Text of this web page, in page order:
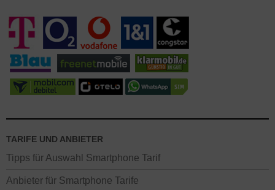
TARIFE UND ANBIETER
Tipps für Auswahl Smartphone Tarif
Anbieter für Smartphone Tarife